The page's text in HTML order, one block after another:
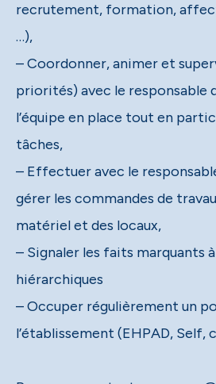
recrutement, formation,
…),
– Coordonner, animer et
priorités) avec le responsable
l’équipe en place tout en
tâches,
– Effectuer avec le
gérer les commandes de
matériel et des locaux,
– Signaler les faits marquants
hiérarchiques
– Occuper régulièrement un
l’établissement (EHPAD, Self,